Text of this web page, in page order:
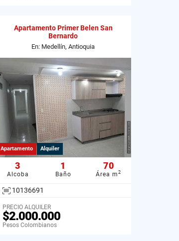
Apartamento Primer Belen San
Bernardo
En: Medellín, Antioquia
Apartamento Alquiler
3
Alcoba
1
Baño
70
Área m 2
10136691
PRECIO ALQUILER
$2.000.000
Pesos Colombianos